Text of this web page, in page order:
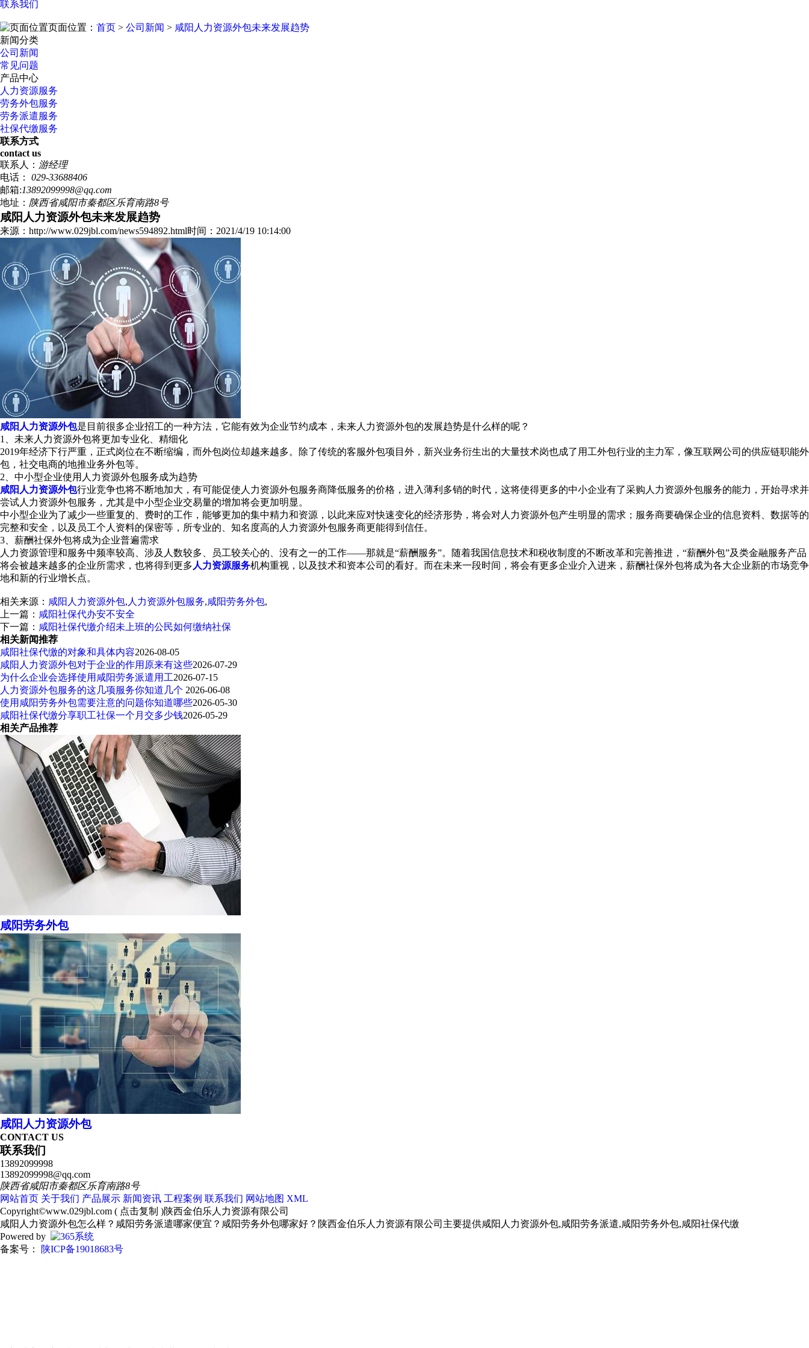
联系我们
页面位置： 首页 > 公司新闻 > 咸阳人力资源外包未来发展趋势
新闻分类
公司新闻
常见问题
产品中心
人力资源服务
劳务外包服务
劳务派遣服务
社保代缴服务
联系方式
contact us
联系人： 游经理
电话： 029-33688406
邮箱:13892099998@qq.com
地址： 陕西省咸阳市秦都区乐育南路8号
咸阳人力资源外包未来发展趋势
来源：http://www.029jbl.com/news594892.html时间：2021/4/19 10:14:00
咸阳人力资源外包是目前很多企业招工的一种方法，它能有效为企业节约成本，未来人力资源外包的发展趋势是什么样的呢？
1、未来人力资源外包将更加专业化、精细化
2019年经济下行严重，正式岗位在不断缩编，而外包岗位却越来越多。除了传统的客服外包项目外，新兴业务衍生出的大量技术岗也成了用工外包行业的主力军，像互联网公司的供应链职能外
包，社交电商的地推业务外包等。
2、中小型企业使用人力资源外包服务成为趋势
咸阳人力资源外包行业竞争也将不断地加大，有可能促使人力资源外包服务商降低服务的价格，进入薄利多销的时代，这将使得更多的中小企业有了采购人力资源外包服务的能力，开始寻求并
尝试人力资源外包服务，尤其是中小型企业交易量的增加将会更加明显。
中小型企业为了减少一些重复的、费时的工作，能够更加的集中精力和资源，以此来应对快速变化的经济形势，将会对人力资源外包产生明显的需求；服务商要确保企业的信息资料、数据等的
完整和安全，以及员工个人资料的保密等，所专业的、知名度高的人力资源外包服务商更能得到信任。
3、薪酬社保外包将成为企业普遍需求
人力资源管理和服务中频率较高、涉及人数较多、员工较关心的、没有之一的工作——那就是“薪酬服务”。随着我国信息技术和税收制度的不断改革和完善推进，“薪酬外包”及类金融服务产品
将会被越来越多的企业所需求，也将得到更多 人力资源服务机构重视，以及技术和资本公司的看好。而在未来一段时间，将会有更多企业介入进来，薪酬社保外包将成为各大企业新的市场竞争
地和新的行业增长点。
相关来源： 咸阳人力资源外包, 人力资源外包服务,咸阳劳务外包,
上一篇： 咸阳社保代办安不安全
下一篇： 咸阳社保代缴介绍未上班的公民如何缴纳社保
相关新闻推荐
咸阳社保代缴的对象和具体内容2026-08-05
咸阳人力资源外包对于企业的作用原来有这些2026-07-29
为什么企业会选择使用咸阳劳务派遣用工2026-07-15
人力资源外包服务的这几项服务你知道几个 2026-06-08
使用咸阳劳务外包需要注意的问题你知道哪些2026-05-30
咸阳社保代缴分享职工社保一个月交多少钱2026-05-29
相关产品推荐
咸阳劳务外包
咸阳人力资源外包
CONTACT US
联系我们
13892099998
13892099998@qq.com
陕西省咸阳市秦都区乐育南路8号
网站首页 关于我们 产品展示 新闻资讯 工程案例 联系我们 网站地图 XML
Copyright©www.029jbl.com ( 点击复制 )陕西金伯乐人力资源有限公司
咸阳人力资源外包怎么样？咸阳劳务派遣哪家便宜？咸阳劳务外包哪家好？陕西金伯乐人力资源有限公司主要提供咸阳人力资源外包,咸阳劳务派遣,咸阳劳务外包,咸阳社保代缴
Powered by
备案号：
陕ICP备19018683号